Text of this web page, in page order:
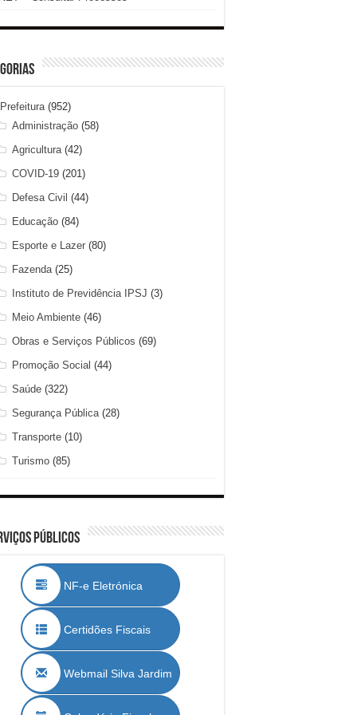
Prefeitura(952)
Administração(58)
Agricultura(42)
COVID-19(201)
Defesa Civil (44)
Educação(84)
Esporte e Lazer(80)
Fazenda(25)
Instituto de Previdência IPSJ (3)
Meio Ambiente(46)
Obras e Serviços Públicos (69)
Promoção Social (44)
Saúde(322)
Segurança Pública(28)
Transporte(10)
Turismo(85)
Públicos
NF-e Eletrónica
Certidões Fiscais
Webmail Silva Jardim